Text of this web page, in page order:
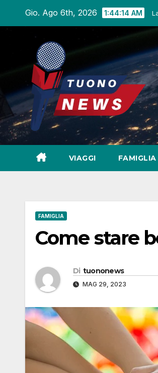
contenuto
Gio. Ago 6th, 2026 1:44:15 AM
VIAGGI FAMIGLIA
FAMIGLIA
Come stare
Di tuononews
MAG 29, 2023